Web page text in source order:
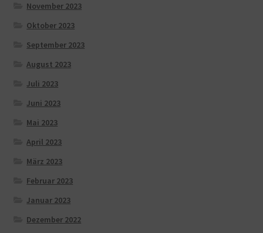
November 2023
Oktober 2023
September 2023
August 2023
Juli 2023
Juni 2023
Mai 2023
April 2023
März 2023
Februar 2023
Januar 2023
Dezember 2022